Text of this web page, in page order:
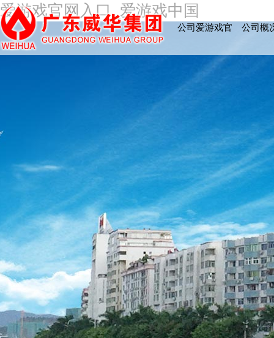
爱游戏官网入口_爱游戏中国
公司爱游戏官
网入口_爱游
公司概